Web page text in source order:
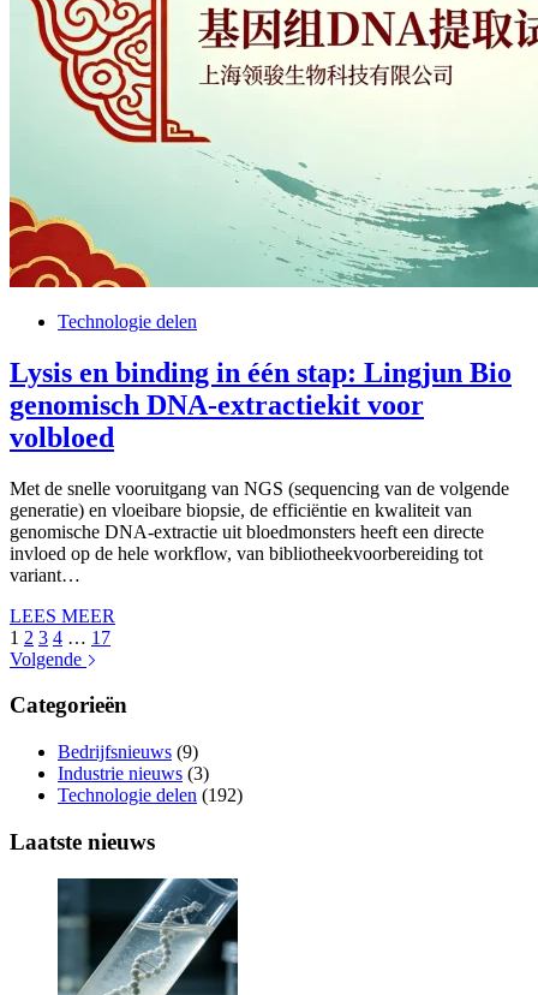
Technologie delen
Lysis en binding in één stap: Lingjun Bio
genomisch DNA-extractiekit voor
volbloed
Met de snelle vooruitgang van NGS (sequencing van de volgende
generatie) en vloeibare biopsie, de efficiëntie en kwaliteit van
genomische DNA-extractie uit bloedmonsters heeft een directe
invloed op de hele workflow, van bibliotheekvoorbereiding tot
variant…
LEES MEER
1 2 3 4 … 17
Volgende
Categorieën
Bedrijfsnieuws (9)
Industrie nieuws (3)
Technologie delen (192)
Laatste nieuws